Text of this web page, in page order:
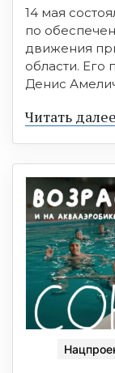
14 мая
по
движения
области. Его
Денис
Читать далее